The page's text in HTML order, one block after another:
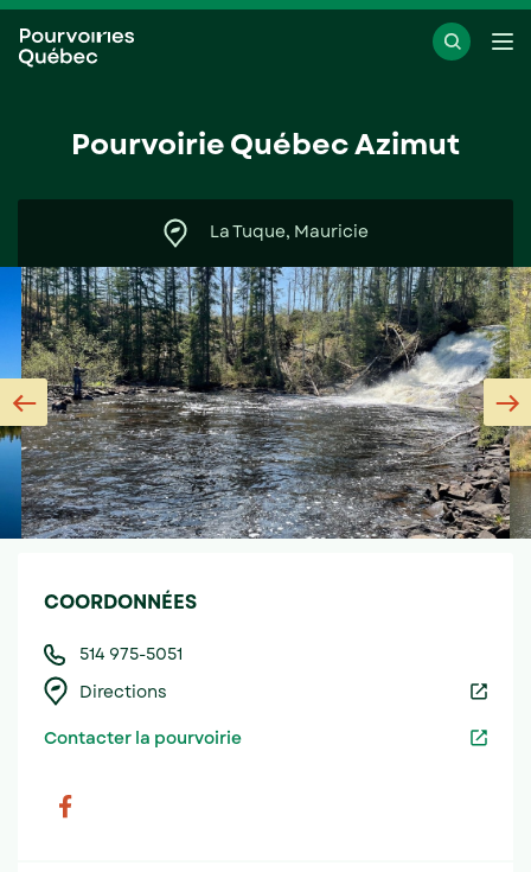
au
menu
au
contenu
Pourvoirie Québec Azimut
La Tuque, Mauricie
Previous
COORDONNÉES
514 975-5051
Directions
Contacter la pourvoirie